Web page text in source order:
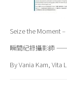
Seize the Moment
瞬間紀錄攝影師 ⸺
By Vania Kam, Vita